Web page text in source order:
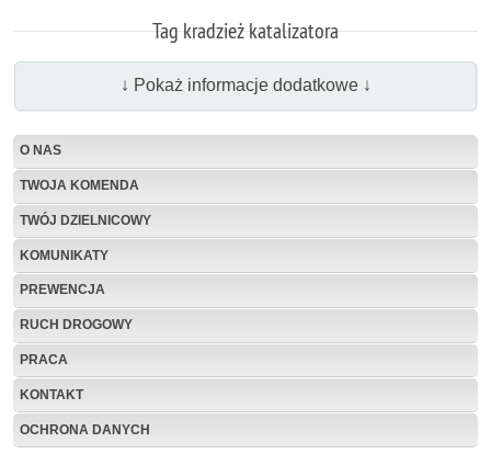
Tag kradzież katalizatora
↓ Pokaż informacje dodatkowe ↓
O NAS
TWOJA KOMENDA
TWÓJ DZIELNICOWY
KOMUNIKATY
PREWENCJA
RUCH DROGOWY
PRACA
KONTAKT
OCHRONA DANYCH